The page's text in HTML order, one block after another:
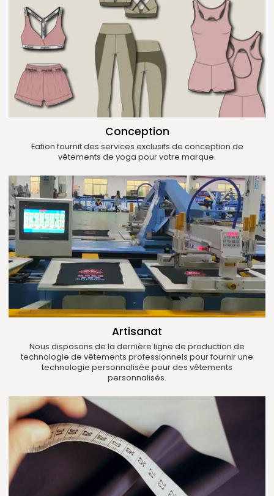
Conception
Eation fournit des services exclusifs de conception de
vêtements de yoga pour votre marque.
Artisanat
Nous disposons de la dernière ligne de production de
technologie de vêtements professionnels pour fournir une
technologie personnalisée pour des vêtements
personnalisés.